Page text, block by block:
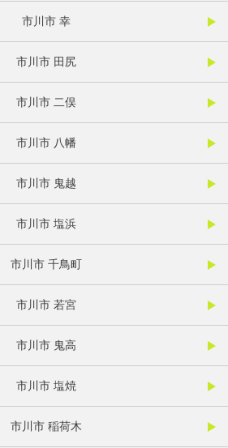
市川市 幸
市川市 田尻
市川市 二俣
市川市 八幡
市川市 鬼越
市川市 塩浜
市川市 千鳥町
市川市 若宮
市川市 鬼高
市川市 塩焼
市川市 稲荷木